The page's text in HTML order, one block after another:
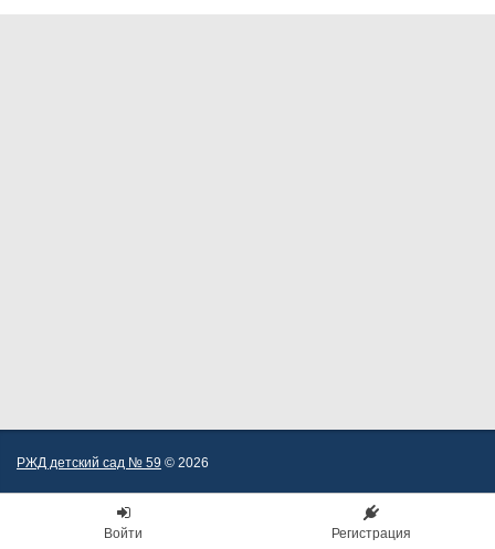
РЖД детский сад № 59 © 2026
Войти Регистрация